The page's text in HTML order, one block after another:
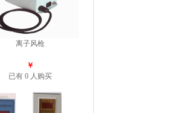
离子风枪
￥
已有 0 人购买